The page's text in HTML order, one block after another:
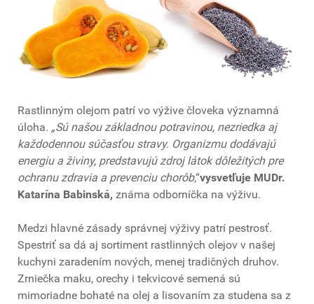
Rastlinným olejom patrí vo výžive človeka významná
úloha. „Sú našou základnou potravinou, nezriedka aj
každodennou súčasťou stravy. Organizmu dodávajú
energiu a živiny, predstavujú zdroj látok dôležitých pre
ochranu zdravia a prevenciu chorôb,“vysvetľuje MUDr.
Katarína Babinská, známa odborníčka na výživu.
Medzi hlavné zásady správnej výživy patrí pestrosť.
Spestriť sa dá aj sortiment rastlinných olejov v našej
kuchyni zaradením nových, menej tradičných druhov.
Zrniečka maku, orechy i tekvicové semená sú
mimoriadne bohaté na olej a lisovaním za studena sa z